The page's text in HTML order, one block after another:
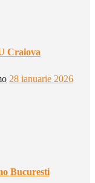
Craiova
28 ianuarie 2026
Bucuresti